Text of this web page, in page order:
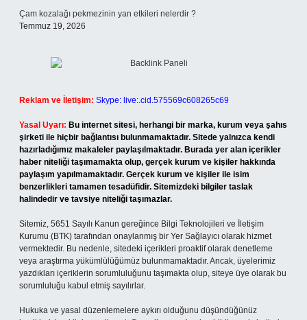
Çam kozalağı pekmezinin yan etkileri nelerdir ?
Temmuz 19, 2026
Reklam ve İletişim: Skype: live:.cid.575569c608265c69
Yasal Uyarı: Bu internet sitesi, herhangi bir marka, kurum veya şahıs
şirketi ile hiçbir bağlantısı bulunmamaktadır. Sitede yalnızca kendi
hazırladığımız makaleler paylaşılmaktadır. Burada yer alan içerikler
haber niteliği taşımamakta olup, gerçek kurum ve kişiler hakkında
paylaşım yapılmamaktadır. Gerçek kurum ve kişiler ile isim
benzerlikleri tamamen tesadüfidir. Sitemizdeki bilgiler taslak
halindedir ve tavsiye niteliği taşımazlar.
Sitemiz, 5651 Sayılı Kanun gereğince Bilgi Teknolojileri ve İletişim
Kurumu (BTK) tarafından onaylanmış bir Yer Sağlayıcı olarak hizmet
vermektedir. Bu nedenle, sitedeki içerikleri proaktif olarak denetleme
veya araştırma yükümlülüğümüz bulunmamaktadır. Ancak, üyelerimiz
yazdıkları içeriklerin sorumluluğunu taşımakta olup, siteye üye olarak bu
sorumluluğu kabul etmiş sayılırlar.
Hukuka ve yasal düzenlemelere aykırı olduğunu düşündüğünüz